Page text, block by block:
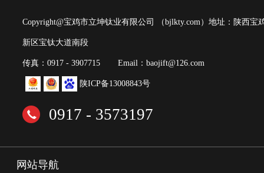
Copyright@宝鸡市立坤钛业有限公司 （bjlkty.com） 地址：陕西宝
新区宝钛大道南段
传真：0917 - 3907715 Email：baojift@126.com
陕ICP备13008843号
0917 - 3573197
网站导航